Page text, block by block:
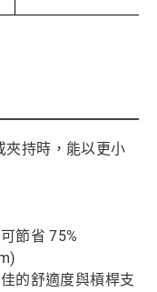
夾持時，能以更小
節省 75%
的舒適度與槓桿支